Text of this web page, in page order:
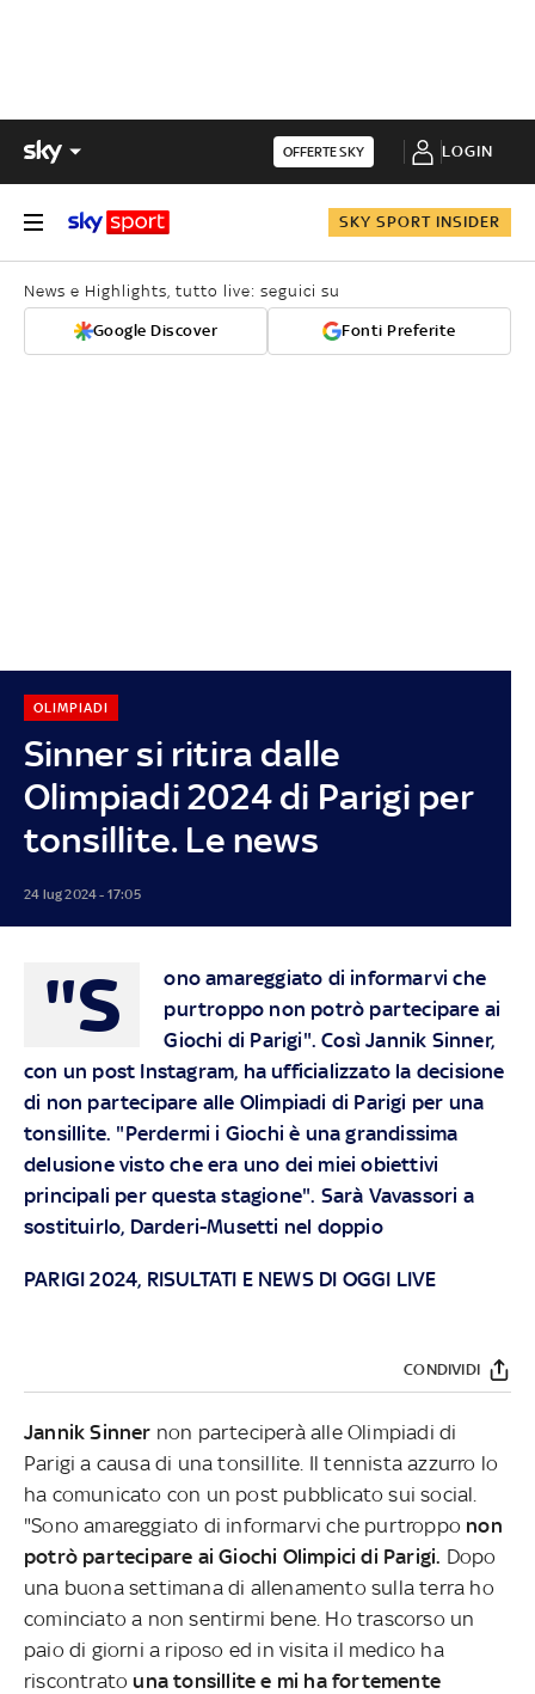
OFFERTE SKY LOGIN
SKY SPORT INSIDER
News e Highlights, tutto live: seguici su
Google Discover Fonti Preferite
Sinner si ritira dalle
Olimpiadi 2024 di Parigi per
tonsillite. Le news
OLIMPIADI
24 lug 2024 - 17:05
"S
ono amareggiato di informarvi che
purtroppo non potrò partecipare ai
Giochi di Parigi". Così Jannik Sinner,
con un post Instagram, ha ufficializzato la decisione
di non partecipare alle Olimpiadi di Parigi per una
tonsillite. "Perdermi i Giochi è una grandissima
delusione visto che era uno dei miei obiettivi
principali per questa stagione". Sarà Vavassori a
sostituirlo, Darderi-Musetti nel doppio
PARIGI 2024, RISULTATI E NEWS DI OGGI LIVE
CONDIVIDI
Jannik Sinner non parteciperà alle Olimpiadi di
Parigi a causa di una tonsillite. Il tennista azzurro lo
ha comunicato con un post pubblicato sui social.
"Sono amareggiato di informarvi che purtroppo non
potrò partecipare ai Giochi Olimpici di Parigi. Dopo
una buona settimana di allenamento sulla terra ho
cominciato a non sentirmi bene. Ho trascorso un
paio di giorni a riposo ed in visita il medico ha
riscontrato una tonsillite e mi ha fortemente